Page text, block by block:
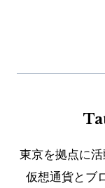
東京を拠点に
仮想通貨とブ